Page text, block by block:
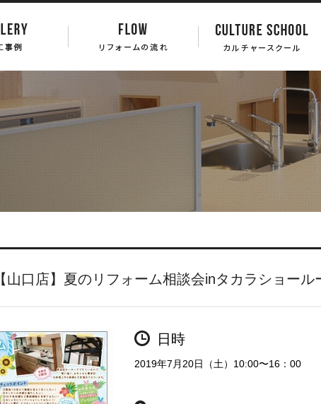
【山口店】夏のリフォーム相談会inタカラショール
日時
2019年7月20日（土）10:00〜16：00